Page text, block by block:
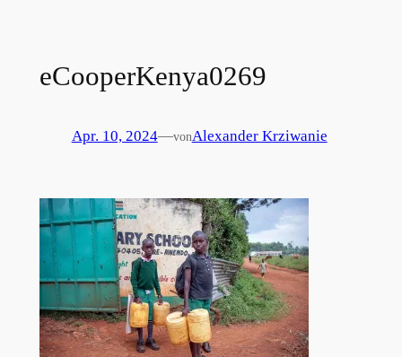
eCooperKenya0269
Apr. 10, 2024—vonAlexander Krziwanie